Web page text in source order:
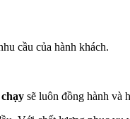
cầu của hành khách.
sẽ luôn đồng hành và